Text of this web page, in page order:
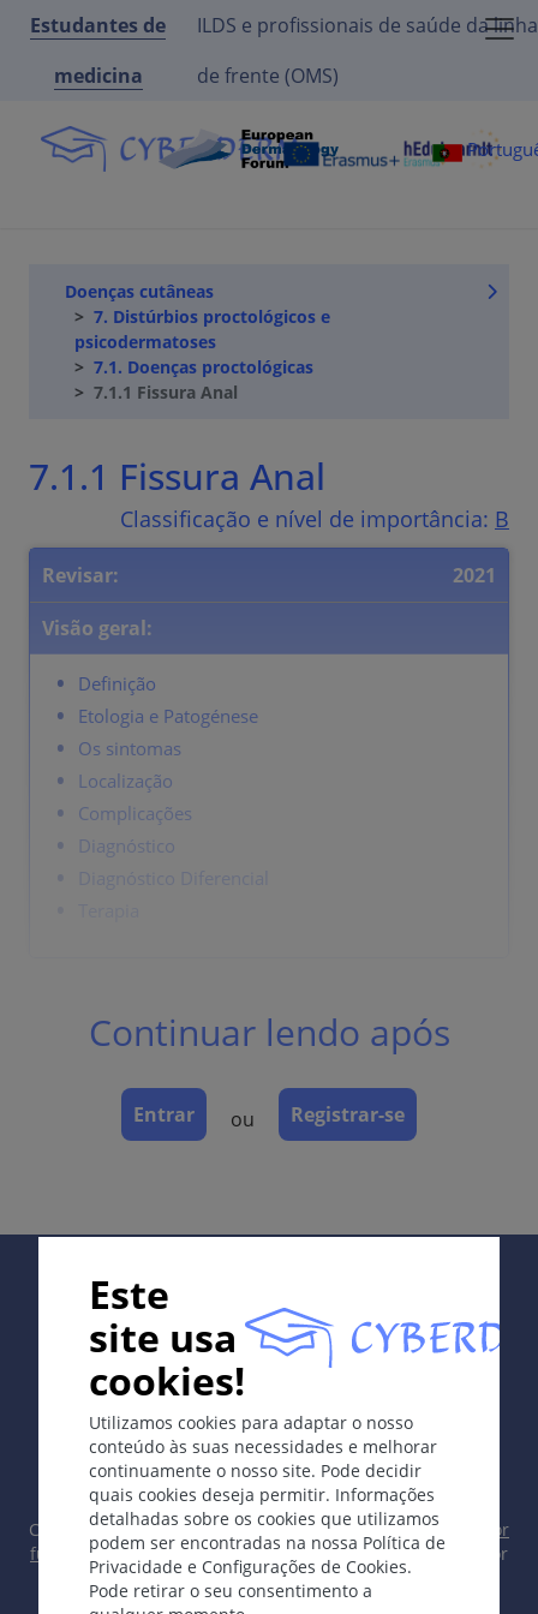
Estudantes de
medicina
ILDS e profissionais de saúde da linha
de frente (OMS)
Doenças cutâneas
7. Distúrbios proctológicos e
psicodermatoses
7.1. Doenças proctológicas
7.1.1 Fissura Anal
7.1.1 Fissura Anal
Classificação e nível de importância: B
Revisar:
2021
Visão geral:
Definição
Etologia e Patogénese
Os sintomas
Localização
Complicações
Diagnóstico
Diagnóstico Diferencial
Fissura radial ou fenda no canal anal distal, que cura
Etologia e Patogénese
Os sintomas
Dor aguda intensa durante ou após a defecação.
Sangue vivo nas fazes ou nas roupas. Úlcera
fusiforme, que varia em comprimento. No estágio
crônico, parede espessada da úlcera com
escavamento; papilas anais hipertróficas na
mediana anterior e plicoma (plicoma sentinela) na
mediana posterior. Tônus esfincteriano aumentado.
Localização
Na posição de litotomia dorsal, 90% às 6 ou 12 horas
Continuar lendo após
Entrar ou Registrar-se
Este
site usa
cookies!
Utilizamos cookies para adaptar o nosso
conteúdo às suas necessidades e melhorar
continuamente o nosso site. Pode decidir
quais cookies deseja permitir. Informações
detalhadas sobre os cookies que utilizamos
podem ser encontradas na nossa Política de
Privacidade e Configurações de Cookies.
Pode retirar o seu consentimento a
In collaboration with Erasmus+ hEduLearnIt editorial
group
Copyright © 2003-2026 CYBERDERM Grupo Editorial -
Editor
fundador Guenter Burg, M.D.- Conceito e Coordenação por
Vahid Djamei, Zurique
All rights reserved.